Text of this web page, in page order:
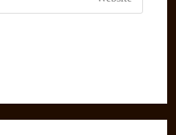
comment
address
your